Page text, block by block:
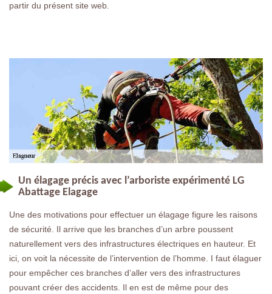
partir du présent site web.
Un élagage précis avec l’arboriste expérimenté LG
Abattage Elagage
Une des motivations pour effectuer un élagage figure les raisons
de sécurité. Il arrive que les branches d’un arbre poussent
naturellement vers des infrastructures électriques en hauteur. Et
ici, on voit la nécessite de l’intervention de l’homme. I faut élaguer
pour empêcher ces branches d’aller vers des infrastructures
pouvant créer des accidents. Il en est de même pour des